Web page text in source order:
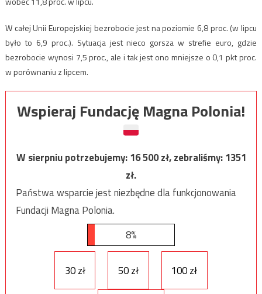
W całej Unii Europejskiej bezrobocie jest na poziomie 6,8 proc. (w lipcu
było to 6,9 proc.). Sytuacja jest nieco gorsza w strefie euro, gdzie
bezrobocie wynosi 7,5 proc., ale i tak jest ono mniejsze o 0,1 pkt proc.
w porównaniu z lipcem.
Wspieraj Fundację Magna Polonia!
W sierpniu potrzebujemy:16 500zł, zebraliśmy:1351
zł.
Państwa wsparcie jest niezbędne dla funkcjonowania
Fundacji Magna Polonia.
8%
30 zł 50 zł 100 zł